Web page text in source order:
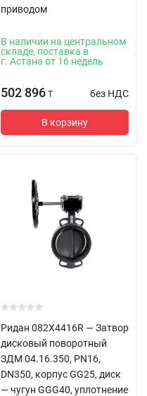
приводом
В наличии на центральном
складе, поставка в
г. Астана от 16 недель
502 896 T без НДС
В корзину
Ридан 082X4416R — Затвор
дисковый поворотный
ЗДМ 04.16.350, PN16,
DN350, корпус GG25, диск
— чугун GGG40, уплотнение